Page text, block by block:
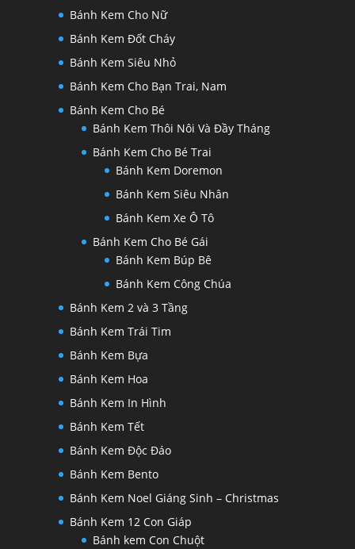
Bánh Kem Cho Nữ
Bánh Kem Đốt Cháy
Bánh Kem Siêu Nhỏ
Bánh Kem Cho Bạn Trai, Nam
Bánh Kem Cho Bé
Bánh Kem Thôi Nôi Và Đầy Tháng
Bánh Kem Cho Bé Trai
Bánh Kem Doremon
Bánh Kem Siêu Nhân
Bánh Kem Xe Ô Tô
Bánh Kem Cho Bé Gái
Bánh Kem Búp Bê
Bánh Kem Công Chúa
Bánh Kem 2 và 3 Tầng
Bánh Kem Trái Tim
Bánh Kem Bựa
Bánh Kem Hoa
Bánh Kem In Hình
Bánh Kem Tết
Bánh Kem Độc Đáo
Bánh Kem Bento
Bánh Kem Noel Giáng Sinh – Christmas
Bánh Kem 12 Con Giáp
Bánh kem Con Chuột